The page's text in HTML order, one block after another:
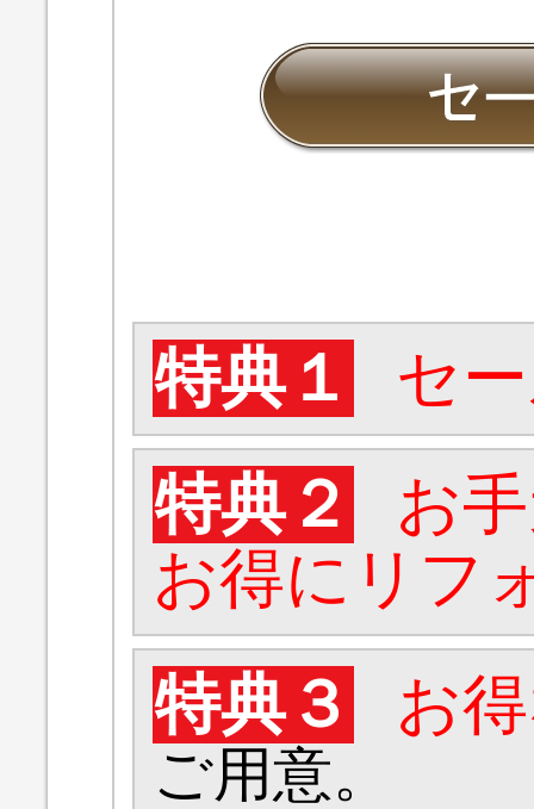
特典１
セ
特典２
お
お得にリフ
特典３
お
ご用意。